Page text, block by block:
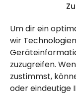
Um dir ein
wir
zuzugreifen.
zustimmst,
oder eindeutige